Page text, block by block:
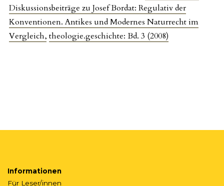
Diskussionsbeiträge zu Josef Bordat: Regulativ der
Konventionen. Antikes und Modernes Naturrecht im
Vergleich, theologie.geschichte: Bd. 3 (2008)
Informationen
Für Leser/innen